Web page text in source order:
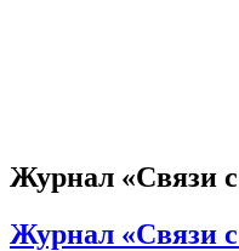
Журнал «Связи
Журнал «Связи